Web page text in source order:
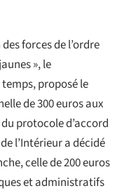
forces de l’ordre
», le
proposé le
de 300 euros aux
protocole d’accord
l’Intérieur a décidé
celle de 200 euros
et administratifs